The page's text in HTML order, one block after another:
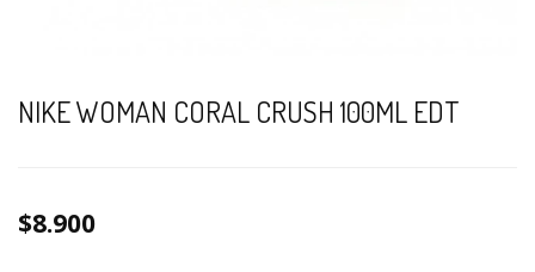
NIKE WOMAN CORAL CRUSH 100ML EDT
$8.900